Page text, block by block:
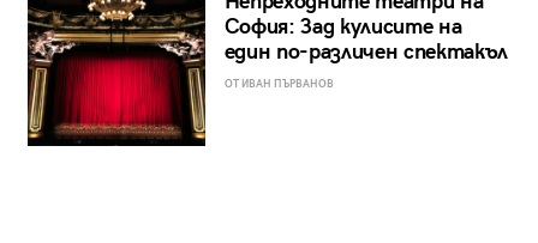
София: Зад кулисите на
един по-различен спектакъл
ОТ ИВАН ПЪРВАНОВ